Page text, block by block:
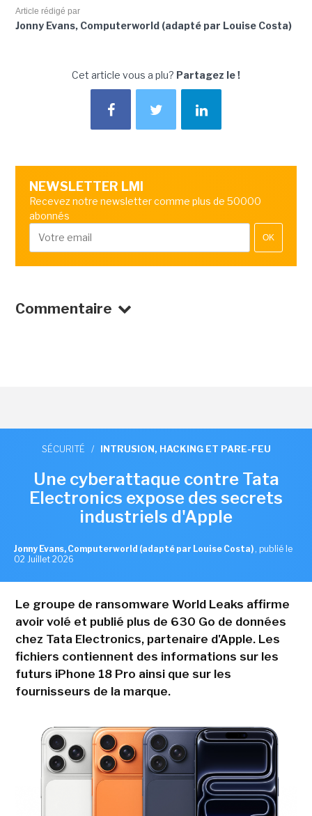
Article rédigé par
Jonny Evans, Computerworld (adapté par Louise Costa)
Cet article vous a plu? Partagez le !
NEWSLETTER LMI
Recevez notre newsletter comme plus de 50000
abonnés
OK
Commentaire
SÉCURITÉ / INTRUSION, HACKING ET PARE-FEU
Une cyberattaque contre Tata
Electronics expose des secrets
industriels d'Apple
Jonny Evans, Computerworld (adapté par Louise Costa) , publié le
02 Juillet 2026
Le groupe de ransomware World Leaks affirme
avoir volé et publié plus de 630 Go de données
chez Tata Electronics, partenaire d'Apple. Les
fichiers contiennent des informations sur les
futurs iPhone 18 Pro ainsi que sur les
fournisseurs de la marque.